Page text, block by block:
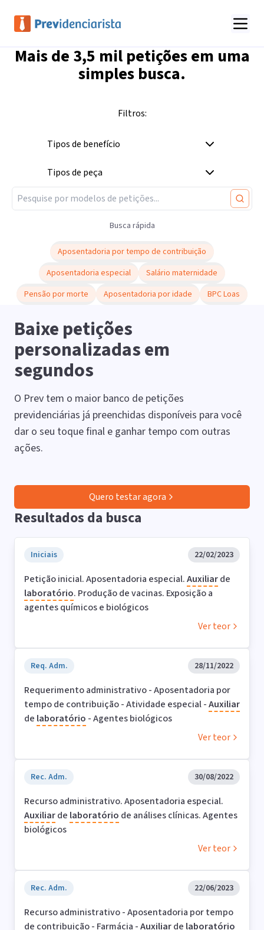
Mais de 3,5 milpetições em uma
simples busca.
Filtros:
Tipos de benefício
Tipos de peça
Busca rápida
Aposentadoria por tempo de contribuição
Aposentadoria especial
Salário maternidade
Pensão por morte
Aposentadoria por idade BPC Loas
Baixe petições
personalizadas em
segundos
O Prev tem o maior banco de petições
previdenciárias já preenchidas disponíveis para você
dar o seu toque final e ganhar tempo com outras
ações.
Quero testar agora
Resultados da busca
Iniciais 22/02/2023
Petição inicial. Aposentadoria especial.Auxiliarde
laboratório. Produção de vacinas. Exposição a
agentes químicos e biológicos
Ver teor
Req. Adm. 28/11/2022
Requerimento administrativo - Aposentadoria por
tempo de contribuição - Atividade especial -Auxiliar
de laboratório - Agentes biológicos
Ver teor
Rec. Adm. 30/08/2022
Recurso administrativo. Aposentadoria especial.
Auxiliarde laboratório de análises clínicas. Agentes
biológicos
Ver teor
Rec. Adm. 22/06/2023
Recurso administrativo - Aposentadoria por tempo
de contribuição - Farmácia -Auxiliarde laboratório